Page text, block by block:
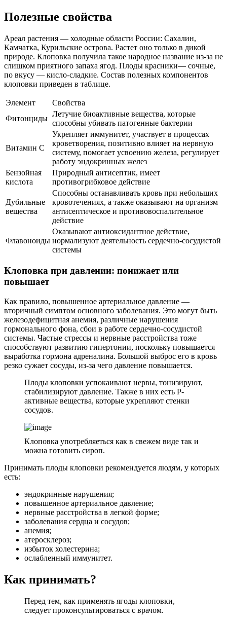
Полезные свойства
Ареал растения — холодные области России: Сахалин,
Камчатка, Курильские острова. Растет оно только в дикой
природе. Клоповка получила такое народное название из-за не
слишком приятного запаха ягод. Плоды красники— сочные,
по вкусу — кисло-сладкие. Состав полезных компонентов
клоповки приведен в таблице.
Элемент
Свойства
Фитонциды
Летучие биоактивные вещества, которые
способны убивать патогенные бактерии
Витамин С
Укрепляет иммунитет, участвует в процессах
кроветворения, позитивно влияет на нервную
систему, помогает усвоению железа, регулирует
работу эндокринных желез
Бензойная
кислота
Природный антисептик, имеет
противогрибковое действие
Дубильные
вещества
Способны останавливать кровь при небольших
кровотечениях, а также оказывают на организм
антисептическое и противовоспалительное
действие
Флавоноиды
Оказывают антиоксидантное действие,
нормализуют деятельность сердечно-сосудистой
системы
Клоповка при давлении: понижает или
повышает
Как правило, повышенное артериальное давление —
вторичный симптом основного заболевания. Это могут быть
железодефицитная анемия, различные нарушения
гормонального фона, сбои в работе сердечно-сосудистой
системы. Частые стрессы и нервные расстройства тоже
способствуют развитию гипертонии, поскольку повышается
выработка гормона адреналина. Большой выброс его в кровь
резко сужает сосуды, из-за чего давление повышается.
Плоды клоповки успокаивают нервы, тонизируют,
стабилизируют давление. Также в них есть Р-
активные вещества, которые укрепляют стенки
сосудов.
Клоповка употребляеться как в свежем виде так и
можна готовить сироп.
Принимать плоды клоповки рекомендуется людям, у которых
есть:
эндокринные нарушения;
повышенное артериальное давление;
нервные расстройства в легкой форме;
заболевания сердца и сосудов;
анемия;
атеросклероз;
избыток холестерина;
ослабленный иммунитет.
Как принимать?
Перед тем, как применять ягоды клоповки,
следует проконсультироваться с врачом.